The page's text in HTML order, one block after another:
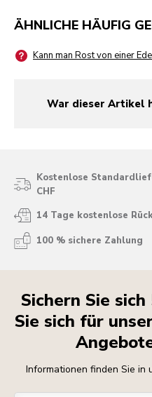
ÄHNLICHE HÄUFIG
Kann man Rost von einer
War dieser Artikel
yes
no
Kostenlose
CHF
14 Tage kostenlose
100 % sichere Zahlung
Sichern Sie
Sie sich für
Informationen finden Sie in